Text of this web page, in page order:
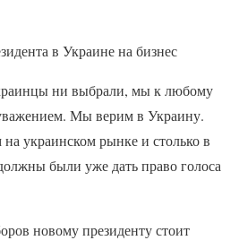
в Украине на бизнес
ни выбрали, мы к любому
уважением. Мы верим в Украину.
украинском рынке и столько в
были уже дать право голоса
новому президенту стоит